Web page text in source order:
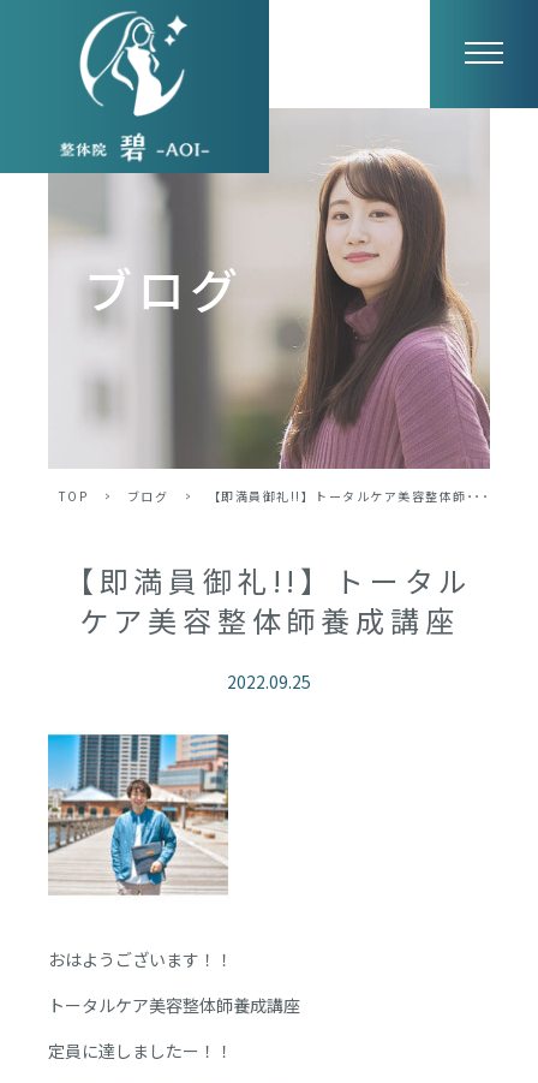
ブログ
TOP > ブログ > 【即満員御礼!!】トータルケア美容整体師･･･
【即満員御礼!!】トータル
ケア美容整体師養成講座
2022.09.25
おはようございます！！
トータルケア美容整体師養成講座
定員に達しましたー！！